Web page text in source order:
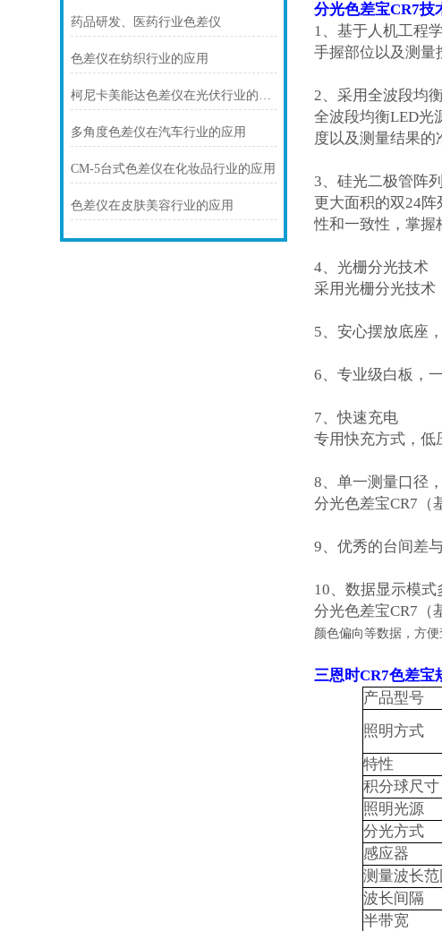
药品研发、医药行业色差仪
色差仪在纺织行业的应用
柯尼卡美能达色差仪在光伏行业的应用
多角度色差仪在汽车行业的应用
CM-5台式色差仪在化妆品行业的应用
色差仪在皮肤美容行业的应用
分光色差宝CR7技
1、基于人机工程
手握部位以及测量
2、采用全波段均
全波段均衡LED光
度以及测量结果的
3、硅光二极管阵
更大面积的双24阵
性和一致性，掌握
4、光栅分光技术
采用光栅分光技术
5、安心摆放底座
6、专业级白板，
7、快速充电
专用快充方式，低
8、单一测量口径
分光色差宝CR7
9、优秀的台间差
10、数据显示模式
分光色差宝CR7
颜色偏向等数据，方
三恩时CR7色差宝
产品型号
照明方式
特性
积分球尺寸
照明光源
分光方式
感应器
测量波长范
波长间隔
半带宽